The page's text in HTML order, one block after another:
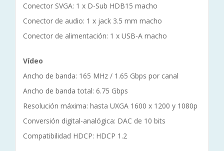
Conector SVGA: 1 x D-Sub HDB15 macho
Conector de audio: 1 x jack 3.5 mm macho
Conector de alimentación: 1 x USB-A macho
Vídeo
Ancho de banda: 165 MHz / 1.65 Gbps por canal
Ancho de banda total: 6.75 Gbps
Resolución máxima: hasta UXGA 1600 x 1200 y 1080p
Conversión digital-analógica: DAC de 10 bits
Compatibilidad HDCP: HDCP 1.2